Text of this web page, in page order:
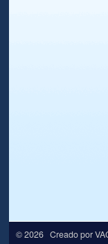
© 2026 Creado por